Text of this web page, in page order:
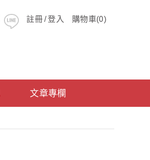
註冊/登入 購物車(0)
文章專欄